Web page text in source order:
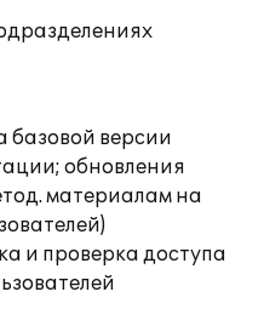
базовой версии
обновления
материалам на
и проверка доступа